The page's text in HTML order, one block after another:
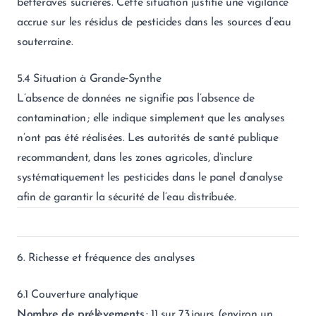
betteraves sucrières. Cette situation justifie une vigilance
accrue sur les résidus de pesticides dans les sources d’eau
souterraine.
5.4 Situation à Grande‑Synthe
L’absence de données ne signifie pas l’absence de
contamination ; elle indique simplement que les analyses
n’ont pas été réalisées. Les autorités de santé publique
recommandent, dans les zones agricoles, d’inclure
systématiquement les pesticides dans le panel d’analyse
afin de garantir la sécurité de l’eau distribuée.
6. Richesse et fréquence des analyses
6.1 Couverture analytique